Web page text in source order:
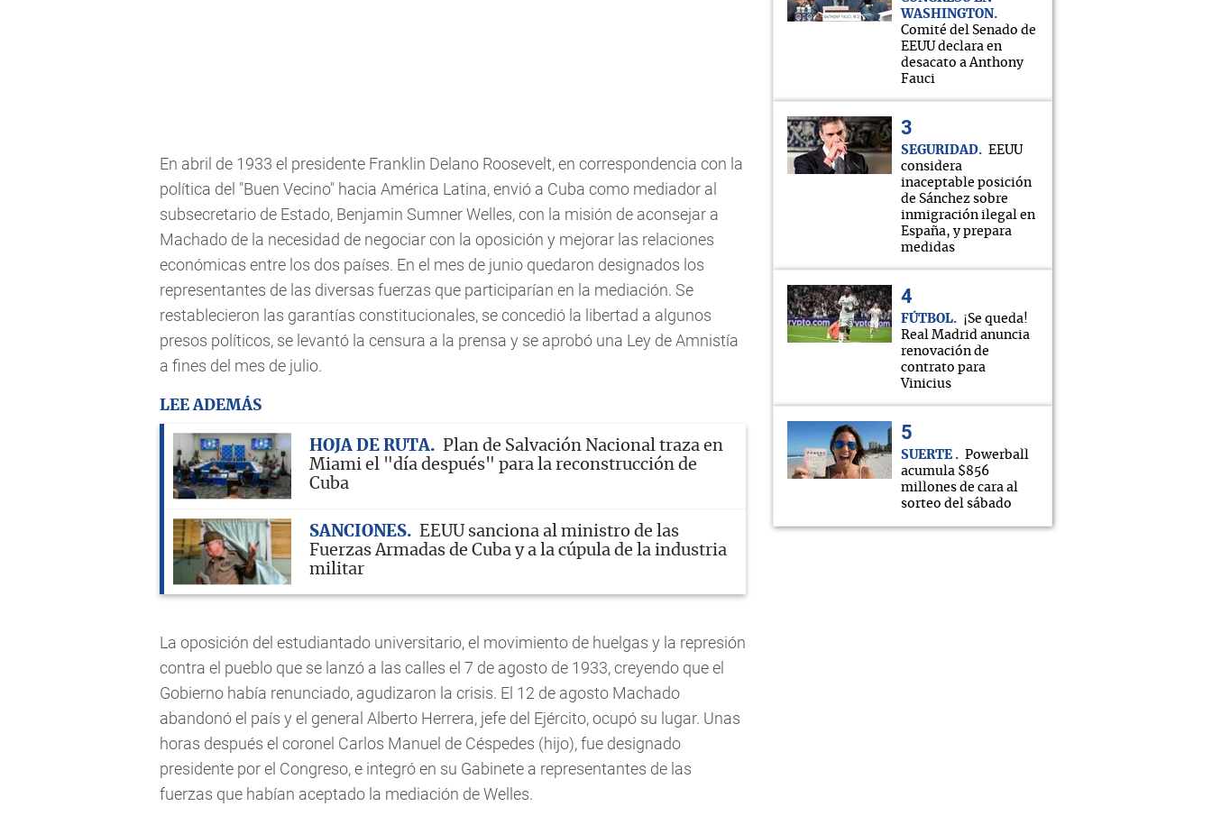
En abril de 1933 el presidente Franklin Delano Roosevelt, en correspondencia con la
política del "Buen Vecino" hacia América Latina, envió a Cuba como mediador al
subsecretario de Estado, Benjamin Sumner Welles, con la misión de aconsejar a
Machado de la necesidad de negociar con la oposición y mejorar las relaciones
económicas entre los dos países. En el mes de junio quedaron designados los
representantes de las diversas fuerzas que participarían en la mediación. Se
restablecieron las garantías constitucionales, se concedió la libertad a algunos
presos políticos, se levantó la censura a la prensa y se aprobó una Ley de Amnistía
a fines del mes de julio.
LEE ADEMÁS
HOJA DE RUTA
Plan de Salvación Nacional traza en
Miami el "día después" para la reconstrucción de
Cuba
SANCIONES
EEUU sanciona al ministro de las
Fuerzas Armadas de Cuba y a la cúpula de la industria
militar
La oposición del estudiantado universitario, el movimiento de huelgas y la represión
contra el pueblo que se lanzó a las calles el 7 de agosto de 1933, creyendo que el
Gobierno había renunciado, agudizaron la crisis. El 12 de agosto Machado
abandonó el país y el general Alberto Herrera, jefe del Ejército, ocupó su lugar. Unas
horas después el coronel Carlos Manuel de Céspedes (hijo), fue designado
presidente por el Congreso, e integró en su Gabinete a representantes de las
fuerzas que habían aceptado la mediación de Welles.
WASHINGTON
Comité del Senado de
EEUU declara en
desacato a Anthony
Fauci
SEGURIDAD
EEUU
considera
inaceptable posición
de Sánchez sobre
inmigración ilegal en
España, y prepara
medidas
FÚTBOL
¡Se queda!
Real Madrid anuncia
renovación de
contrato para
Vinicius
SUERTE
Powerball
acumula $856
millones de cara al
sorteo del sábado